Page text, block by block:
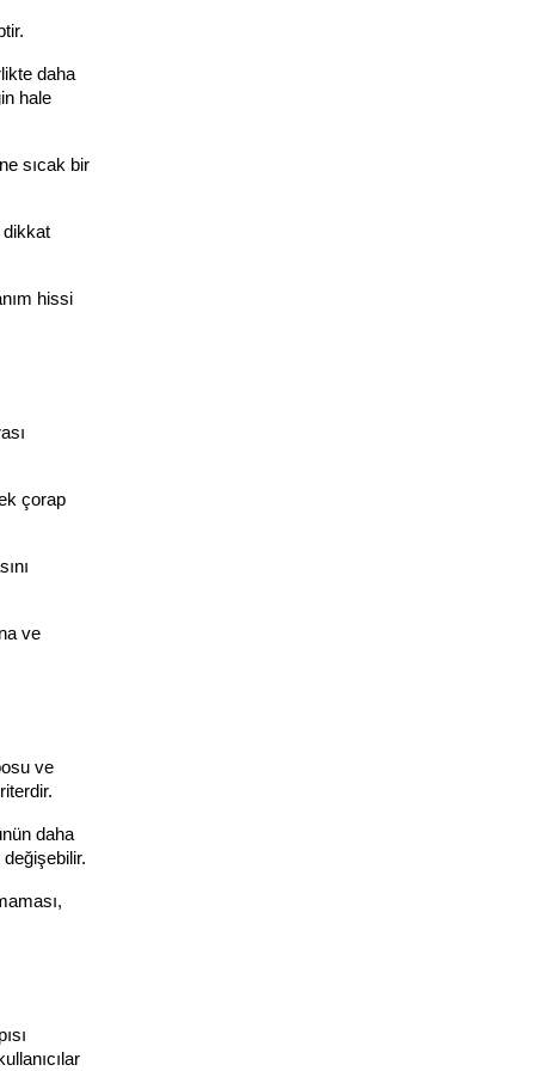
daha
hale
sıcak bir
dikkat
hissi
çorap
ve
ve
daha
değişebilir.